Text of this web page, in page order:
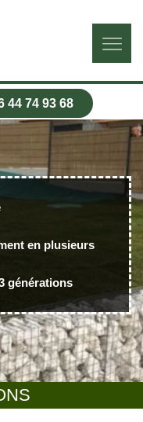
44 74 93 68
en plusieurs
générations